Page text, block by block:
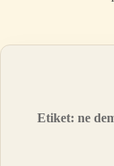
Etiket:ne